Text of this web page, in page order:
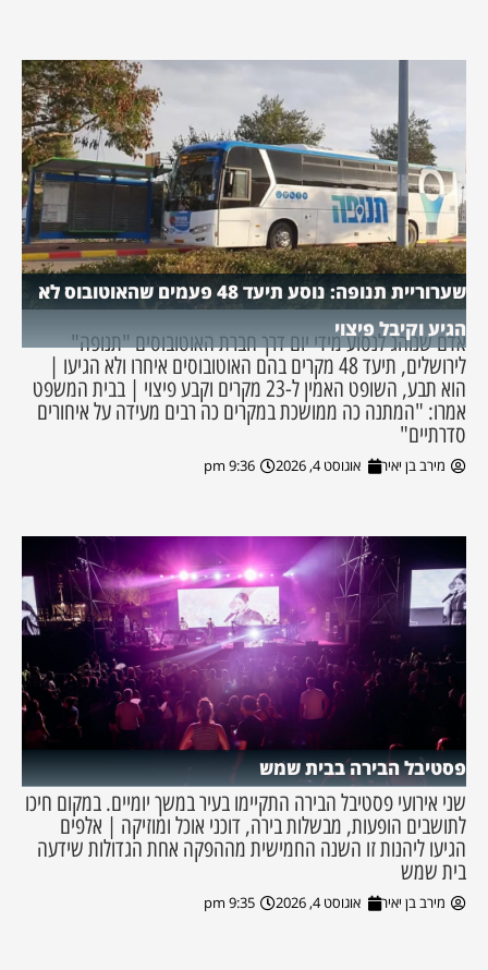
שערוריית תנופה: נוסע תיעד 48 פעמים שהאוטובוס לא
הגיע וקיבל פיצוי
אדם שנוהג לנסוע מידי יום דרך חברת האוטובוסים "תנופה"
לירושלים, תיעד 48 מקרים בהם האוטובוסים איחרו ולא הגיעו |
הוא תבע, השופט האמין ל-23 מקרים וקבע פיצוי | בבית המשפט
אמרו: "המתנה כה ממושכת במקרים כה רבים מעידה על איחורים
סדרתיים"
מירב בן יאיר אוגוסט 4, 2026 9:36 pm
פסטיבל הבירה בבית שמש
שני אירועי פסטיבל הבירה התקיימו בעיר במשך יומיים. במקום חיכו
לתושבים הופעות, מבשלות בירה, דוכני אוכל ומוזיקה | אלפים
הגיעו ליהנות זו השנה החמישית מההפקה אחת הגדולות שידעה
בית שמש
מירב בן יאיר אוגוסט 4, 2026 9:35 pm